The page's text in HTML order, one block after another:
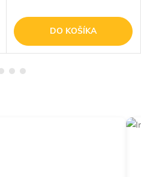
DO KOŠÍKA